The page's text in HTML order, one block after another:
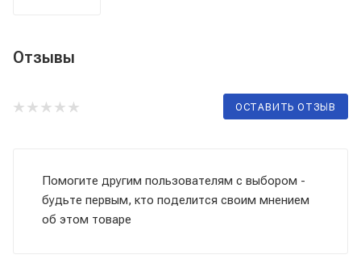
Отзывы
ОСТАВИТЬ ОТЗЫВ
Помогите другим пользователям с выбором -
будьте первым, кто поделится своим мнением
об этом товаре